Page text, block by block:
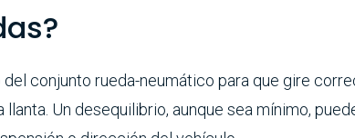
conjunto rueda-neumático para que gire
Un desequilibrio, aunque sea mínimo,